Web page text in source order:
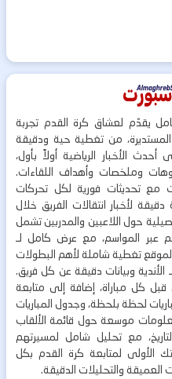
يقدّم لعشاق كرة القدم تجربة
من تغطية حية ودقيقة
أحدث الأخبار الرياضية أولاً بأول،
وملخصات وأهداف اللقاءات.
مع تحديثات فورية لكل تحركات
لأخبار انتقالات الفريق خلال
حول اللاعبين والمدربين تشمل
عبر المواسم، مع عرض كامل لـ
تغطية شاملة لأهم البطولات
وبيانات دقيقة عن كل فريق.
كل مباراة، إضافة إلى متابعة
لحظة بلحظة، وجدول المباريات
موسعة حول قائمة الألقاب
مع تحليل شامل لمسيرتهم
الأولى لمتابعة كرة القدم بكل
العميقة والتحليلات الدقيقة.